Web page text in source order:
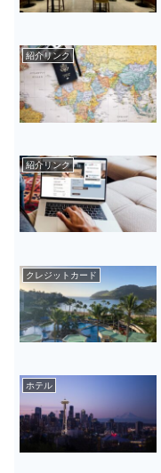
紹介リンク
紹介リンク
クレジットカード
ホテル